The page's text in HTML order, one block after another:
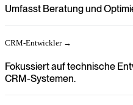
Umfasst Beratung und
CRM-Entwickler →
Fokussiert auf technische
CRM-Systemen.